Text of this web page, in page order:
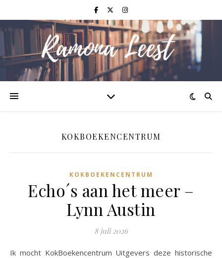
KOKBOEKENCENTRUM
KOKBOEKENCENTRUM
Echo´s aan het meer –
Lynn Austin
8 juli 2026
Ik mocht KokBoekencentrum Uitgevers deze historische